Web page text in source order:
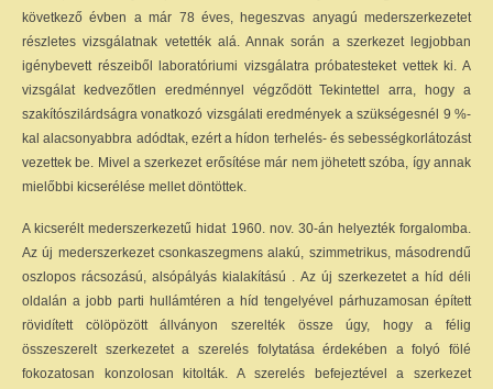
következő évben a már 78 éves, hegeszvas anyagú mederszerkezetet
részletes vizsgálatnak vetették alá. Annak során a szerkezet legjobban
igénybevett részeiből laboratóriumi vizsgálatra próbatesteket vettek ki. A
vizsgálat kedvezőtlen eredménnyel végződött Tekintettel arra, hogy a
szakítószilárdságra vonatkozó vizsgálati eredmények a szükségesnél 9 %-
kal alacsonyabbra adódtak, ezért a hídon terhelés- és sebességkorlátozást
vezettek be. Mivel a szerkezet erősítése már nem jöhetett szóba, így annak
mielőbbi kicserélése mellet döntöttek.
A kicserélt mederszerkezetű hidat 1960. nov. 30-án helyezték forgalomba.
Az új mederszerkezet csonkaszegmens alakú, szimmetrikus, másodrendű
oszlopos rácsozású, alsópályás kialakítású . Az új szerkezetet a híd déli
oldalán a jobb parti hullámtéren a híd tengelyével párhuzamosan épített
rövidített cölöpözött állványon szerelték össze úgy, hogy a félig
összeszerelt szerkezetet a szerelés folytatása érdekében a folyó fölé
fokozatosan konzolosan kitolták. A szerelés befejeztével a szerkezet